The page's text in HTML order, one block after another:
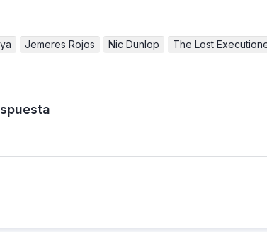
Jemeres Rojos Nic Dunlop The Lost